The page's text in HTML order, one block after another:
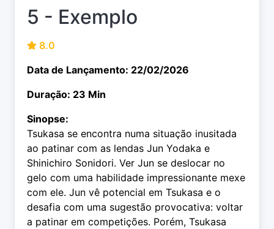
5 - Exemplo
8.0
Data de Lançamento: 22/02/2026
Duração: 23 Min
Sinopse:
Tsukasa se encontra numa situação inusitada
ao patinar com as lendas Jun Yodaka e
Shinichiro Sonidori. Ver Jun se deslocar no
gelo com uma habilidade impressionante mexe
com ele. Jun vê potencial em Tsukasa e o
desafia com uma sugestão provocativa: voltar
a patinar em competições. Porém, Tsukasa